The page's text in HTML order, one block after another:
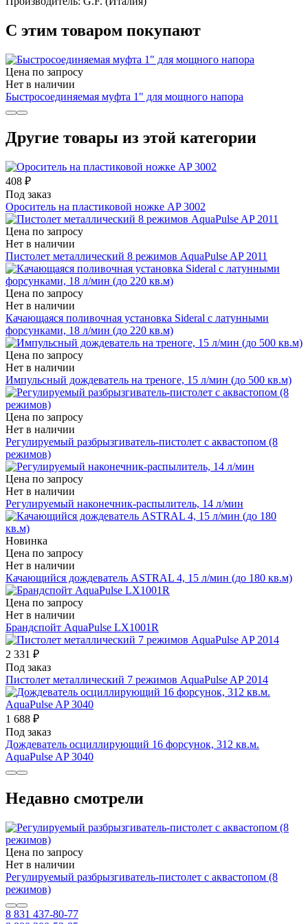
С этим товаром покупают
Цена по запросу
Нет в наличии
Быстросоединяемая муфта 1" для мощного напора
Другие товары из этой категории
408 ₽
Под заказ
Ороситель на пластиковой ножке AP 3002
Цена по запросу
Нет в наличии
Пистолет металлический 8 режимов AquaPulse AP 2011
Цена по запросу
Нет в наличии
Качающаяся поливочная установка Sideral с латунными
форсунками, 18 л/мин (до 220 кв.м)
Цена по запросу
Нет в наличии
Импульсный дождеватель на треноге, 15 л/мин (до 500 кв.м)
Цена по запросу
Нет в наличии
Регулируемый разбрызгиватель-пистолет с аквастопом (8
режимов)
Цена по запросу
Нет в наличии
Регулируемый наконечник-распылитель, 14 л/мин
Новинка
Цена по запросу
Нет в наличии
Качающийся дождеватель ASTRAL 4, 15 л/мин (до 180 кв.м)
Цена по запросу
Нет в наличии
Брандспойт AquaPulse LX1001R
2 331 ₽
Под заказ
Пистолет металлический 7 режимов AquaPulse AP 2014
1 688 ₽
Под заказ
Дождеватель осциллирующий 16 форсунок, 312 кв.м.
AquaPulse AP 3040
Недавно смотрели
Цена по запросу
Нет в наличии
Регулируемый разбрызгиватель-пистолет с аквастопом (8
режимов)
8 831 437-80-77